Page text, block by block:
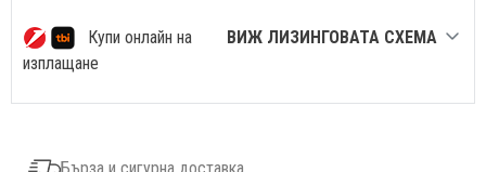
Купи онлайн на
изплащане
ВИЖ ЛИЗИНГОВАТА СХЕМА